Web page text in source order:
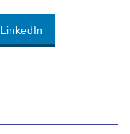
LinkedIn